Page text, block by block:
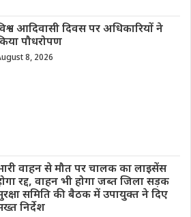
आदिवासी दिवस पर अधिकारियों ने
पौधरोपण
8, 2026
वाहन से मौत पर चालक का लाइसेंस
रद्द, वाहन भी होगा जब्त जिला सड़क
समिति की बैठक में उपायुक्त ने दिए
निर्देश